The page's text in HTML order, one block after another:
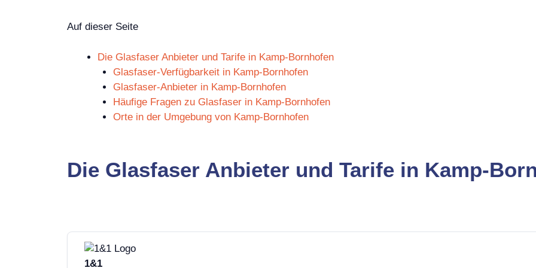
Auf dieser Seite
Die Glasfaser Anbieter und Tarife in Kamp-Bornhofen
Glasfaser-Verfügbarkeit in Kamp-Bornhofen
Glasfaser-Anbieter in Kamp-Bornhofen
Häufige Fragen zu Glasfaser in Kamp-Bornhofen
Orte in der Umgebung von Kamp-Bornhofen
Die Glasfaser Anbieter und Tarife in Kamp-
1&1